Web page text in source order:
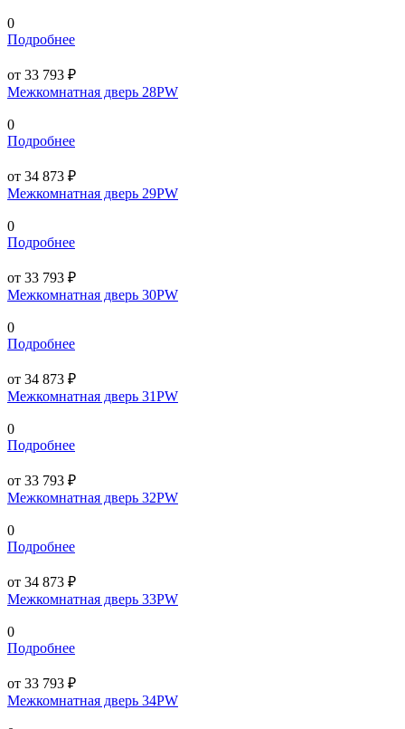
0
Подробнее
от 33 793 ₽
Межкомнатная дверь 28PW
0
Подробнее
от 34 873 ₽
Межкомнатная дверь 29PW
0
Подробнее
от 33 793 ₽
Межкомнатная дверь 30PW
0
Подробнее
от 34 873 ₽
Межкомнатная дверь 31PW
0
Подробнее
от 33 793 ₽
Межкомнатная дверь 32PW
0
Подробнее
от 34 873 ₽
Межкомнатная дверь 33PW
0
Подробнее
от 33 793 ₽
Межкомнатная дверь 34PW